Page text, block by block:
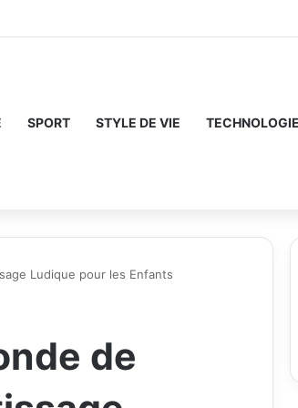
SPORT STYLE DE VIE TECHNOLOGIE
Ludique pour les Enfants
de